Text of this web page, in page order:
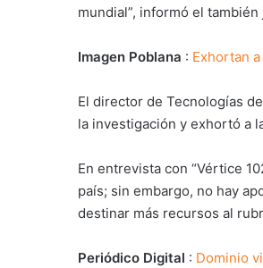
mundial”, informó el
Imagen Poblana : Exhortan
El director de Tecnologías
la investigación y exhortó a
En entrevista con “Vértice
país; sin embargo, no hay
destinar más recursos al
Periódico Digital : Dominio